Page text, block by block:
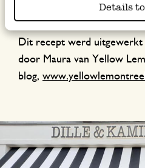
Details
Dit recept werd
door Maura van Yellow
blog,